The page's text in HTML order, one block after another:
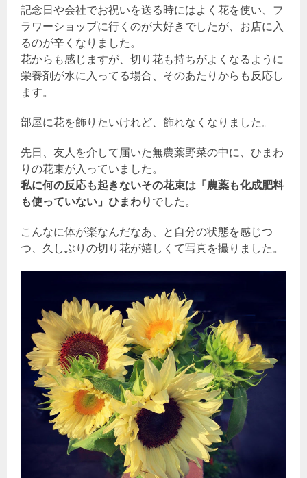
記念日や会社でお祝いを送る時にはよく花を使い、フ
ラワーショップに行くのが大好きでしたが、お店に入
るのが辛くなりました。
花からも感じますが、切り花も持ちがよくなるように
栄養剤が水に入ってる場合、そのあたりからも反応し
ます。
部屋に花を飾りたいけれど、飾れなくなりました。
先日、友人を介して届いた無農薬野菜の中に、ひまわ
りの花束が入っていました。
私に何の反応も起きないその花束は「農薬も化成肥料
も使っていない」ひまわり でした。
こんなに体が楽なんだなあ、と自分の状態を感じつ
つ、久しぶりの切り花が嬉しくて写真を撮りました。